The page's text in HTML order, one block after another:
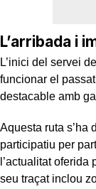
L’arribada i
L’inici del servei
funcionar el passat
destacable amb
Aquesta ruta s’ha
participatiu per
l’actualitat
seu traçat inclou